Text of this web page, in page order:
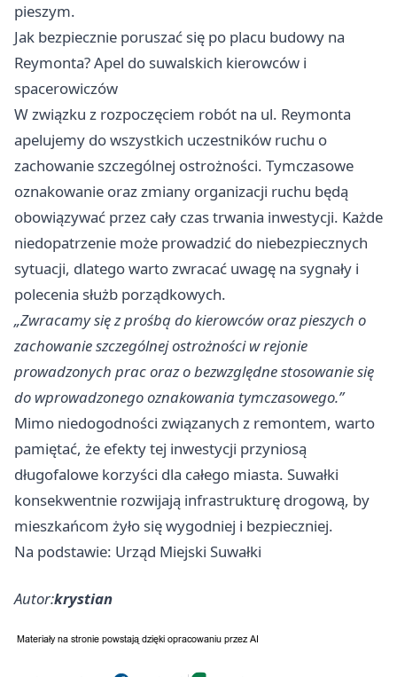
pieszym.
Jak bezpiecznie poruszać się po placu budowy na
Reymonta? Apel do suwalskich kierowców i
spacerowiczów
W związku z rozpoczęciem robót na ul. Reymonta
apelujemy do wszystkich uczestników ruchu o
zachowanie szczególnej ostrożności. Tymczasowe
oznakowanie oraz zmiany organizacji ruchu będą
obowiązywać przez cały czas trwania inwestycji. Każde
niedopatrzenie może prowadzić do niebezpiecznych
sytuacji, dlatego warto zwracać uwagę na sygnały i
polecenia służb porządkowych.
„Zwracamy się z prośbą do kierowców oraz pieszych o
zachowanie szczególnej ostrożności w rejonie
prowadzonych prac oraz o bezwzględne stosowanie się
do wprowadzonego oznakowania tymczasowego.”
Mimo niedogodności związanych z remontem, warto
pamiętać, że efekty tej inwestycji przyniosą
długofalowe korzyści dla całego miasta. Suwałki
konsekwentnie rozwijają infrastrukturę drogową, by
mieszkańcom żyło się wygodniej i bezpieczniej.
Na podstawie: Urząd Miejski Suwałki
Autor:krystian